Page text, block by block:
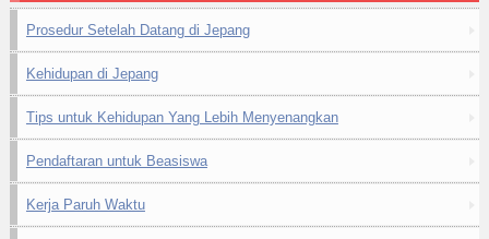
Prosedur Setelah Datang di Jepang
Kehidupan di Jepang
Tips untuk Kehidupan Yang Lebih Menyenangkan
Pendaftaran untuk Beasiswa
Kerja Paruh Waktu